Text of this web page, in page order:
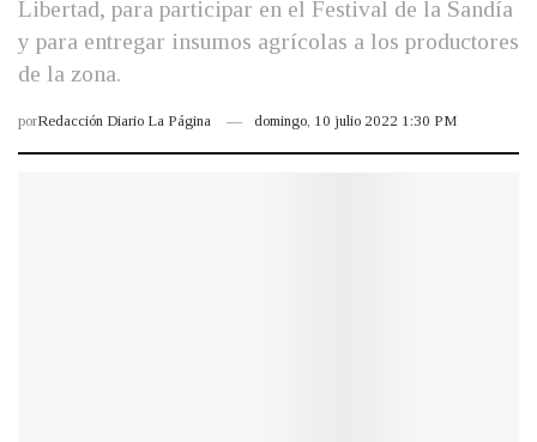
Libertad, para participar en el Festival de la Sandía
y para entregar insumos agrícolas a los productores
de la zona.
porRedacción Diario La Página domingo, 10 julio 2022 1:30 PM